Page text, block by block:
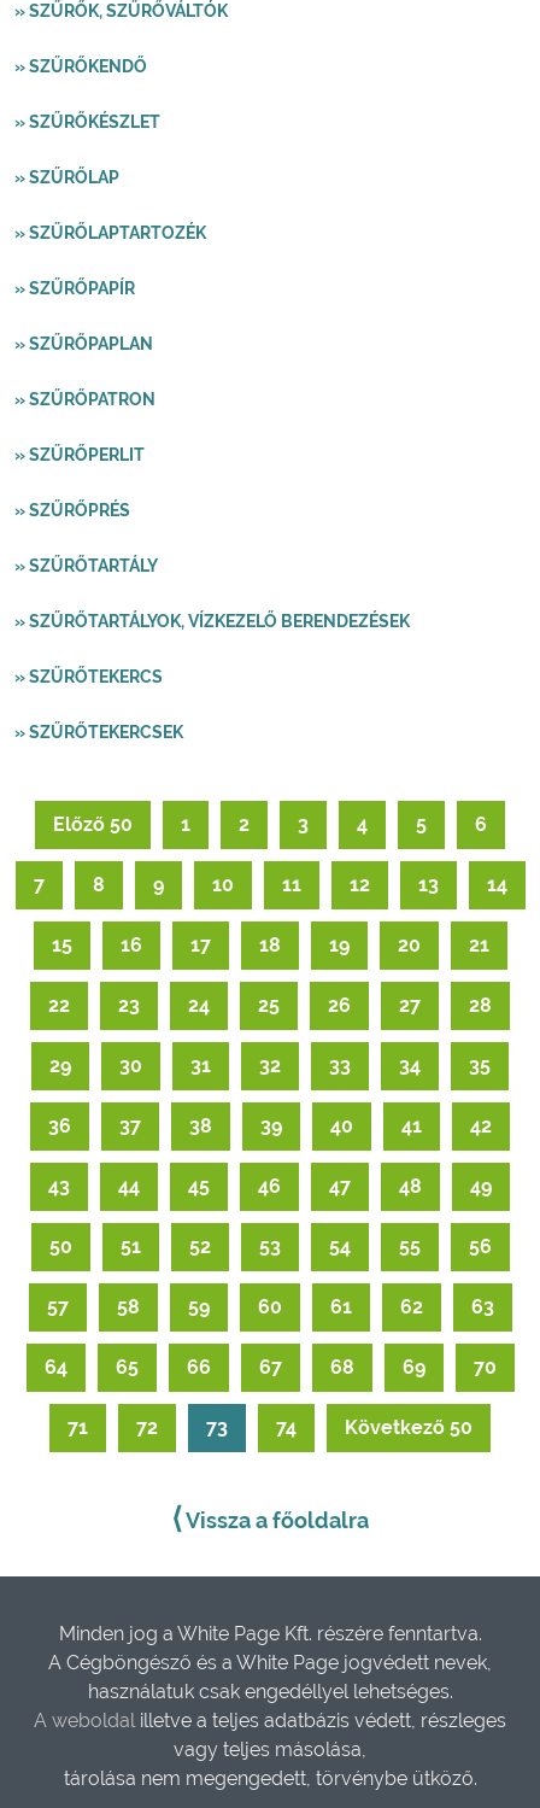
» SZŰRŐK, SZŰRŐVÁLTÓK
» SZŰRŐKENDŐ
» SZŰRŐKÉSZLET
» SZŰRŐLAP
» SZŰRŐLAPTARTOZÉK
» SZŰRŐPAPÍR
» SZŰRŐPAPLAN
» SZŰRŐPATRON
» SZŰRŐPERLIT
» SZŰRŐPRÉS
» SZŰRŐTARTÁLY
» SZŰRŐTARTÁLYOK, VÍZKEZELŐ BERENDEZÉSEK
» SZŰRŐTEKERCS
» SZŰRŐTEKERCSEK
Előző 50 1 2 3 4 5 6
7 8 9 10 11 12 13 14
15 16 17 18 19 20 21
22 23 24 25 26 27 28
29 30 31 32 33 34 35
36 37 38 39 40 41 42
43 44 45 46 47 48 49
50 51 52 53 54 55 56
57 58 59 60 61 62 63
64 65 66 67 68 69 70
71 72 73 74 Következő 50
⟨Vissza a főoldalra
Minden jog a White Page Kft. részére fenntartva.
A Cégböngésző és a White Page jogvédett nevek,
használatuk csak engedéllyel lehetséges.
A weboldal illetve a teljes adatbázis védett, részleges
vagy teljes másolása,
tárolása nem megengedett, törvénybe ütköző.